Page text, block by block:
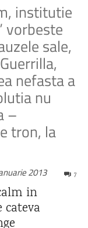
institutie
vorbeste
sale,
nefasta a
nu
–
tron, la
2013 7
in
cateva